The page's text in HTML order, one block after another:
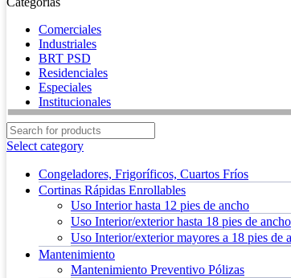
Comerciales
Industriales
BRT PSD
Residenciales
Especiales
Institucionales
Select category
Congeladores, Frigoríficos, Cuartos Fríos
Cortinas Rápidas Enrollables
Uso Interior hasta 12 pies de ancho
Uso Interior/exterior hasta 18 pies de ancho
Uso Interior/exterior mayores a 18 pies de
Mantenimiento
Mantenimiento Preventivo Pólizas